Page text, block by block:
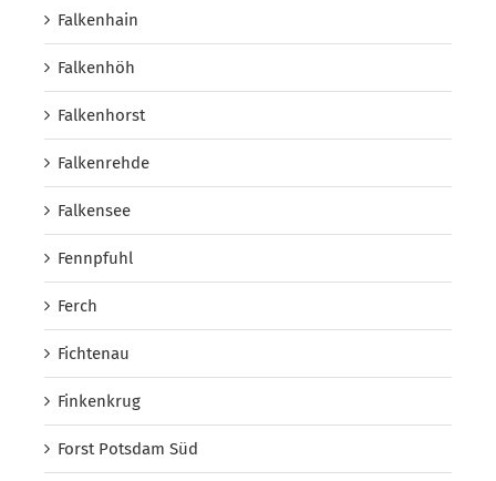
Falkenhain
Falkenhöh
Falkenhorst
Falkenrehde
Falkensee
Fennpfuhl
Ferch
Fichtenau
Finkenkrug
Forst Potsdam Süd